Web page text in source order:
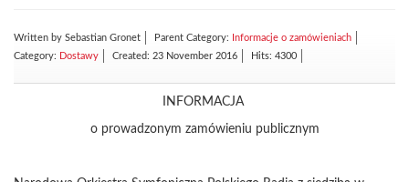
Written by Sebastian Gronet Parent Category:
Informacje o zamówieniach
Category: Dostawy Created: 23 November 2016 Hits: 4300
INFORMACJA
o prowadzonym zamówieniu publicznym